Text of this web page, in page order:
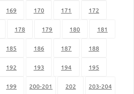
169 170 171 172
178 179 180 181
185 186 187 188
192 193 194 195
199 200-201 202 203-204